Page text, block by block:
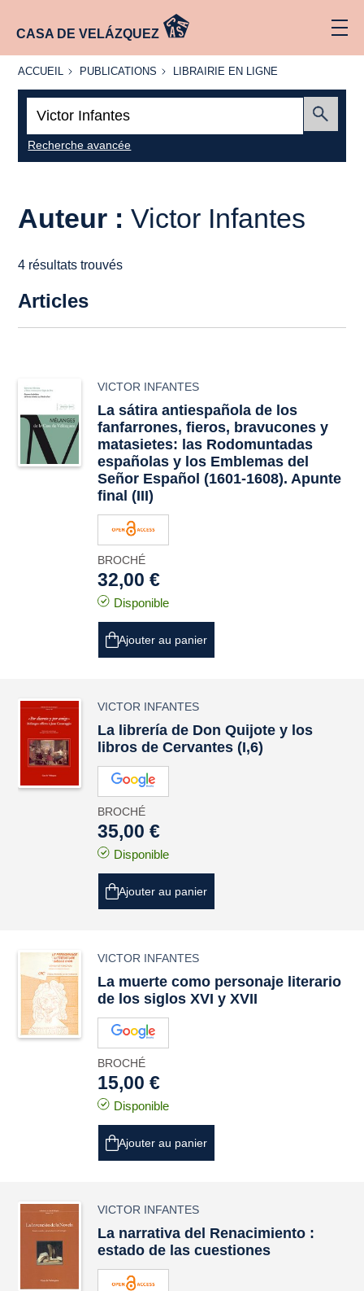
CASA DE VELÁZQUEZ
ACCUEIL
ACCUEIL PUBLICATIONS
PUBLICATIONS
LIBRAIRIE
LIBRAIRIE EN LIGNE
Recherche avancée
Auteur :Victor Infantes
4 résultats trouvés
Articles
VICTOR INFANTES
La sátira antiespañola de los
fanfarrones, fieros, bravucones y
matasietes: las Rodomuntadas
españolas y los Emblemas del
Señor Español (1601-1608). Apunte
final (III)
BROCHÉ
32,00 €
Disponible
Ajouter au panier
VICTOR INFANTES
La librería de Don Quijote y los
libros de Cervantes (I,6)
BROCHÉ
35,00 €
Disponible
Ajouter au panier
VICTOR INFANTES
La muerte como personaje literario
de los siglos XVI y XVII
BROCHÉ
15,00 €
Disponible
Ajouter au panier
VICTOR INFANTES
La narrativa del Renacimiento :
estado de las cuestiones